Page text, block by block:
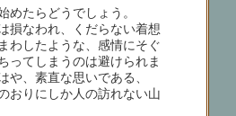
めたらどうでしょう。
損なわれ、くだらない着想
わしたような、感情にそぐ
ってしまうのは避けられま
や、素直な思いである、
にしか人の訪れない山